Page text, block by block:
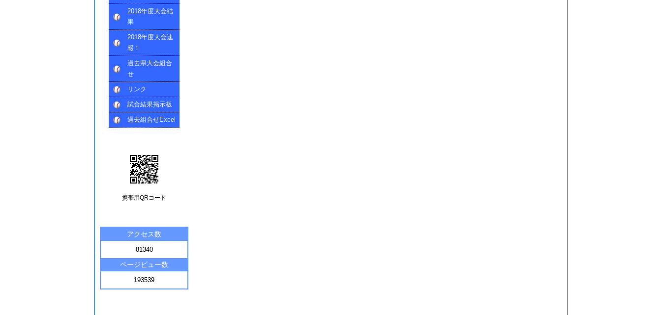
2018年度大会結
果
2018年度大会速
報！
過去県大会組合
せ
リンク
試合結果掲示板
過去組合せExcel
携帯用QRコード
アクセス数
81340
ページビュー数
193539